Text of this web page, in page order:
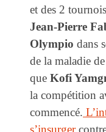
et des 2
Jean-Pierre
Olympio dans
de la maladie
que Kofi
la compétition
commencé.
s’insurger